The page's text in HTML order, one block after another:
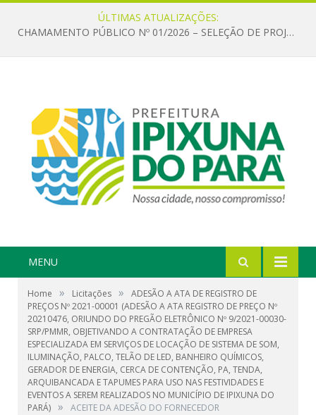
ÚLTIMAS ATUALIZAÇÕES:
CHAMAMENTO PÚBLICO Nº 01/2026 – SELEÇÃO DE PROJETOS PARA FIRMAR TERMO DE EXECUÇÃO CULTURAL COM RECURSOS DA POLÍTICA NACIONAL ALDIR BLANC DE FOMENTO À CULTURA – PNAB (LEI Nº 14.399/2022)
MENU
Home » Licitações »
ADESÃO A ATA DE REGISTRO DE
PREÇOS Nº 2021-00001 (ADESÃO A ATA REGISTRO DE PREÇO Nº
20210476, ORIUNDO DO PREGÃO ELETRÔNICO Nº 9/2021-00030-
SRP/PMMR, OBJETIVANDO A CONTRATAÇÃO DE EMPRESA
ESPECIALIZADA EM SERVIÇOS DE LOCAÇÃO DE SISTEMA DE SOM,
ILUMINAÇÃO, PALCO, TELÃO DE LED, BANHEIRO QUÍMICOS,
GERADOR DE ENERGIA, CERCA DE CONTENÇÃO, PA, TENDA,
ARQUIBANCADA E TAPUMES PARA USO NAS FESTIVIDADES E
EVENTOS A SEREM REALIZADOS NO MUNICÍPIO DE IPIXUNA DO
PARÁ) » ACEITE DA ADESÃO DO FORNECEDOR